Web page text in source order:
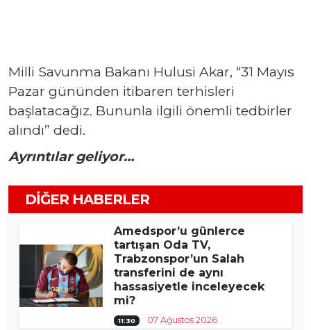
Milli Savunma Bakanı Hulusi Akar, “31 Mayıs
Pazar gününden itibaren terhisleri
başlatacağız. Bununla ilgili önemli tedbirler
alındı” dedi.
Ayrıntılar geliyor…
DIĞER HABERLER
Amedspor’u günlerce
tartışan Oda TV,
Trabzonspor’un Salah
transferini de aynı
hassasiyetle inceleyecek
mi?
11:30 07 Ağustos 2026